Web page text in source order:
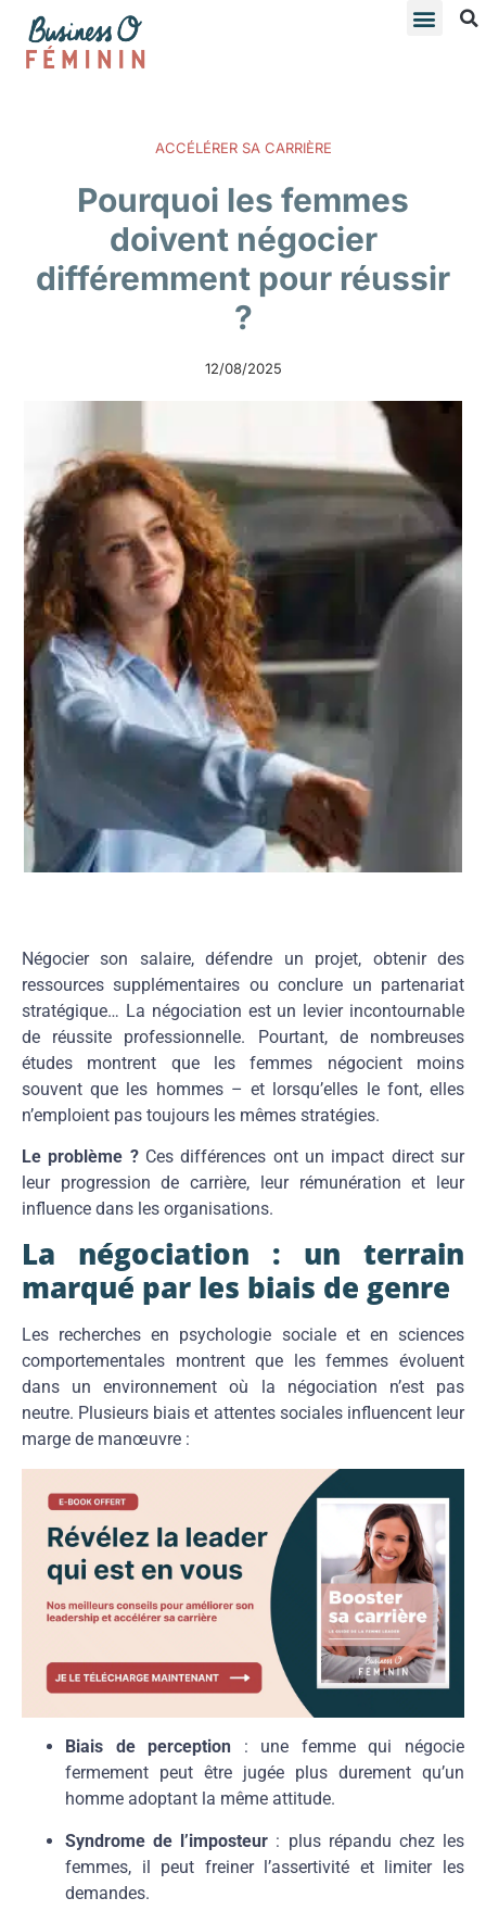
ACCÉLÉRER SA CARRIÈRE
Pourquoi les femmes
doivent négocier
différemment pour réussir
?
12/08/2025
Négocier son salaire, défendre un projet, obtenir des
ressources supplémentaires ou conclure un partenariat
stratégique… La négociation est un levier incontournable
de réussite professionnelle. Pourtant, de nombreuses
études montrent que les femmes négocient moins
souvent que les hommes – et lorsqu’elles le font, elles
n’emploient pas toujours les mêmes stratégies.
Le problème ?Ces différences ont un impact direct sur
leur progression de carrière, leur rémunération et leur
influence dans les organisations.
La négociation : un terrain
marqué par les biais de genre
Les recherches en psychologie sociale et en sciences
comportementales montrent que les femmes évoluent
dans un environnement où la négociation n’est pas
neutre. Plusieurs biais et attentes sociales influencent leur
marge de manœuvre :
Biais de perception : une femme qui négocie
fermement peut être jugée plus durement qu’un
homme adoptant la même attitude.
Syndrome de l’imposteur : plus répandu chez les
femmes, il peut freiner l’assertivité et limiter les
demandes.